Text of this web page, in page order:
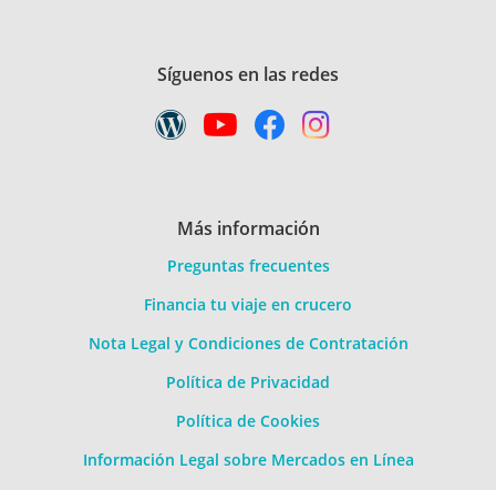
Síguenos en las redes
Más información
Preguntas frecuentes
Financia tu viaje en crucero
Nota Legal y Condiciones de Contratación
Política de Privacidad
Política de Cookies
Información Legal sobre Mercados en Línea